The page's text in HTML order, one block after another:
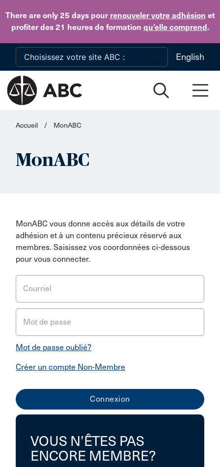
There are only 25 dayspour renouveler votre adhésion et
profiter des 21 heures de formation qu’elle comprend.
Skip to main content
English
Accueil / MonABC
MonABC
MonABC vous donne accès aux détails de votre
adhésion et à un contenu précieux réservé aux
membres. Saisissez vos coordonnées ci-dessous
pour vous connecter.
Courriel
Mot de passe
Mot de passe oublié?
Créer un compte Non-Membre
VOUS N’ÊTES PAS
ENCORE MEMBRE?